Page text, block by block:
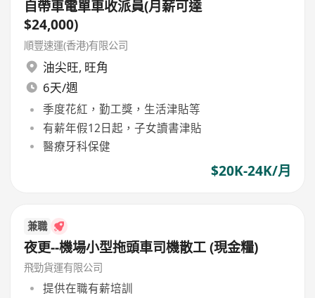
自帶車電單車收派員(月薪可達
$24,000)
順豐速運(香港)有限公司
油尖旺, 旺角
6天/週
季度花紅，勤工獎，生活津貼等
有薪年假12日起，子女讀書津貼
醫療牙科保健
$20K-24K/月
兼職
夜更--機場小型拖頭車司機散工 (現金糧)
飛勁貨運有限公司
提供在職有薪培訓